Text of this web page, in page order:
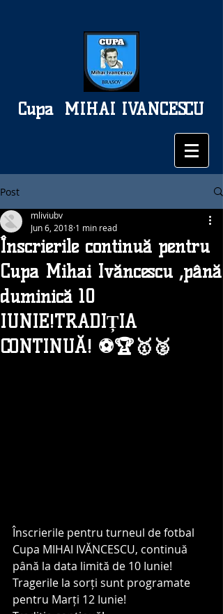
MIHAI IVANCESCU
Cupa
Post
Înscrierile continuă pentru
Cupa Mihai Ivăncescu ,până
duminică 10
IUNIE!TRADIȚIA
CONTINUĂ! ⚽️🏆🥇🥈
mliviubv
Jun 6, 2018 1 min read
Înscrierile pentru turneul de fotbal
Cupa MIHAI IVĂNCESCU, continuă
până la data limită de 10 Iunie!
Tragerile la sorți sunt programate
pentru Marți 12 Iunie!